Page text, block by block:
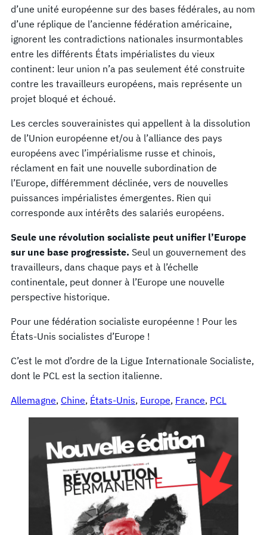
d’une unité européenne sur des bases fédérales, au nom
d’une réplique de l’ancienne fédération américaine,
ignorent les contradictions nationales insurmontables
entre les différents États impérialistes du vieux
continent: leur union n’a pas seulement été construite
contre les travailleurs européens, mais représente un
projet bloqué et échoué.
Les cercles souverainistes qui appellent à la dissolution
de l’Union européenne et/ou à l’alliance des pays
européens avec l’impérialisme russe et chinois,
réclament en fait une nouvelle subordination de
l’Europe, différemment déclinée, vers de nouvelles
puissances impérialistes émergentes. Rien qui
corresponde aux intérêts des salariés européens.
Seule une révolution socialiste peut unifier l’Europe
sur une base progressiste. Seul un gouvernement des
travailleurs, dans chaque pays et à l’échelle
continentale, peut donner à l’Europe une nouvelle
perspective historique.
Pour une fédération socialiste européenne ! Pour les
États-Unis socialistes d’Europe !
C’est le mot d’ordre de la Ligue Internationale Socialiste,
dont le PCL est la section italienne.
Allemagne, Chine, États-Unis, Europe, France, PCL